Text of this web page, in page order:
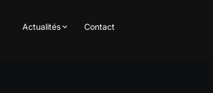
Actualités Contact